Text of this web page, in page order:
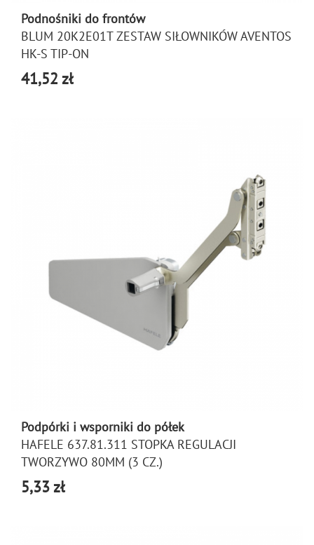
Podnośniki do frontów
BLUM 20K2E01T ZESTAW SIŁOWNIKÓW AVENTOS
HK-S TIP-ON
41,52 zł
Podpórki i wsporniki do półek
HAFELE 637.81.311 STOPKA REGULACJI
TWORZYWO 80MM (3 CZ.)
5,33 zł